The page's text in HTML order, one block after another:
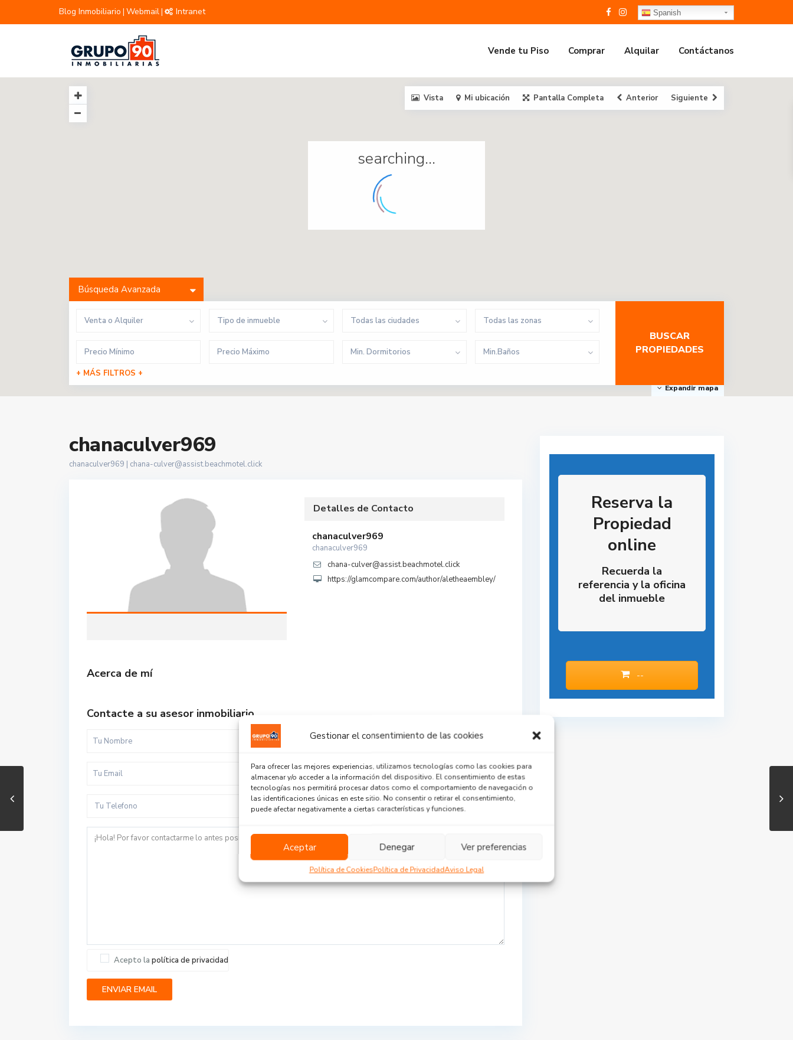
Gestionar el consentimiento de las cookies
Para ofrecer las mejores experiencias, utilizamos tecnologías como las cookies para
almacenar y/o acceder a la información del dispositivo. El consentimiento de estas
tecnologías nos permitirá procesar datos como el comportamiento de navegación o
las identificaciones únicas en este sitio. No consentir o retirar el consentimiento,
puede afectar negativamente a ciertas características y funciones.
Aceptar Denegar Ver preferencias
Política de CookiesPolítica de PrivacidadAviso Legal
Blog Inmobiliario | Webmail| Intranet Spanish
Vende tu Piso Comprar Alquilar Contáctanos
searching...
Expandir mapa
Vista Mi ubicación Pantalla Completa Anterior Siguiente
Búsqueda Avanzada
Venta o Alquiler Tipo de inmueble Todas las ciudades Todas las zonas
Min. Dormitorios
Min.Baños
+ MÁS FILTROS +
chanaculver969
chanaculver969 | chana-culver@assist.beachmotel.click
Detalles de Contacto
chanaculver969
chanaculver969
chana-culver@assist.beachmotel.click
https://glamcompare.com/author/aletheaembley/
Acerca de mí
Contacte a su asesor inmobiliario
Acepto la política de privacidad
Reserva la
Propiedad
online
Recuerda la
referencia y la oficina
del inmueble
--